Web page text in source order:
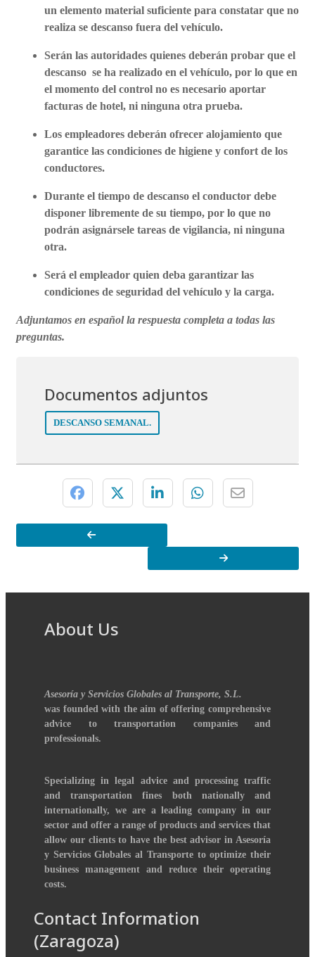
un elemento material suficiente para constatar que no
realiza se descanso fuera del vehículo.
Serán las autoridades quienes deberán probar que el
descanso se ha realizado en el vehículo, por lo que en
el momento del control no es necesario aportar
facturas de hotel, ni ninguna otra prueba.
Los empleadores deberán ofrecer alojamiento que
garantice las condiciones de higiene y confort de los
conductores.
Durante el tiempo de descanso el conductor debe
disponer libremente de su tiempo, por lo que no
podrán asignársele tareas de vigilancia, ni ninguna
otra.
Será el empleador quien deba garantizar las
condiciones de seguridad del vehículo y la carga.
Adjuntamos en español la respuesta completa a todas las
preguntas.
Documentos adjuntos
DESCANSO SEMANAL.
About Us
Asesoría y Servicios Globales al Transporte, S.L.
was founded with the aim of offering comprehensive
advice to transportation companies and
professionals.
Specializing in legal advice and processing traffic
and transportation fines both nationally and
internationally, we are a leading company in our
sector and offer a range of products and services that
allow our clients to have the best advisor in Asesoría
y Servicios Globales al Transporte to optimize their
business management and reduce their operating
costs.
Contact Information
(Zaragoza)